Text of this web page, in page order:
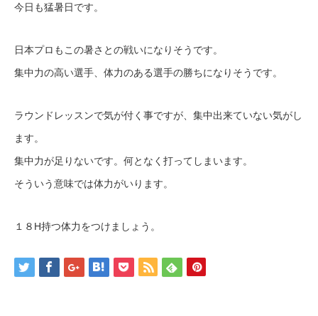
今日も猛暑日です。
日本プロもこの暑さとの戦いになりそうです。
集中力の高い選手、体力のある選手の勝ちになりそうです。
ラウンドレッスンで気が付く事ですが、集中出来ていない気がし
ます。
集中力が足りないです。何となく打ってしまいます。
そういう意味では体力がいります。
１８H持つ体力をつけましょう。